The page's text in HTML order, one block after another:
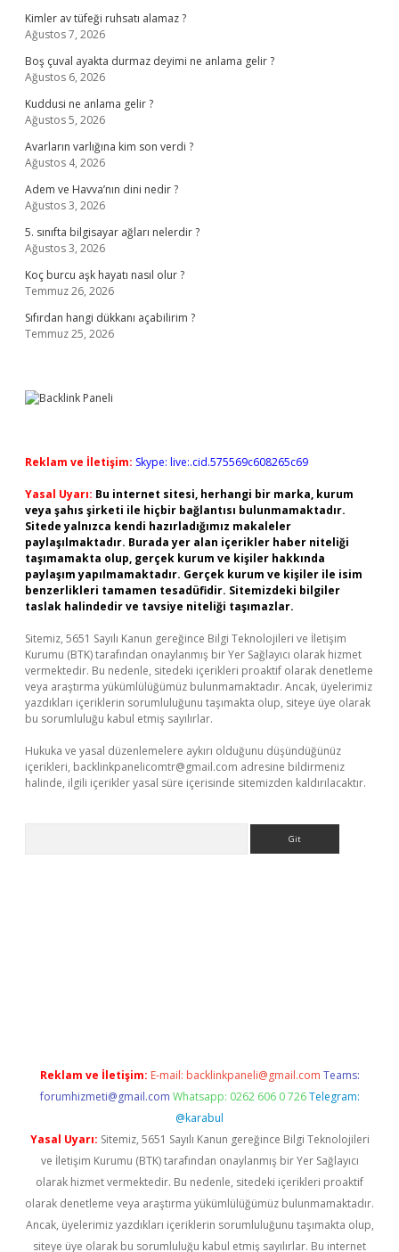
Kimler av tüfeği ruhsatı alamaz ?
Ağustos 7, 2026
Boş çuval ayakta durmaz deyimi ne anlama gelir ?
Ağustos 6, 2026
Kuddusi ne anlama gelir ?
Ağustos 5, 2026
Avarların varlığına kim son verdi ?
Ağustos 4, 2026
Adem ve Havva’nın dini nedir ?
Ağustos 3, 2026
5. sınıfta bilgisayar ağları nelerdir ?
Ağustos 3, 2026
Koç burcu aşk hayatı nasıl olur ?
Temmuz 26, 2026
Sıfırdan hangi dükkanı açabilirim ?
Temmuz 25, 2026
Reklam ve İletişim: Skype: live:.cid.575569c608265c69
Yasal Uyarı: Bu internet sitesi, herhangi bir marka, kurum
veya şahıs şirketi ile hiçbir bağlantısı bulunmamaktadır.
Sitede yalnızca kendi hazırladığımız makaleler
paylaşılmaktadır. Burada yer alan içerikler haber niteliği
taşımamakta olup, gerçek kurum ve kişiler hakkında
paylaşım yapılmamaktadır. Gerçek kurum ve kişiler ile isim
benzerlikleri tamamen tesadüfidir. Sitemizdeki bilgiler
taslak halindedir ve tavsiye niteliği taşımazlar.
Sitemiz, 5651 Sayılı Kanun gereğince Bilgi Teknolojileri ve İletişim
Kurumu (BTK) tarafından onaylanmış bir Yer Sağlayıcı olarak hizmet
vermektedir. Bu nedenle, sitedeki içerikleri proaktif olarak denetleme
veya araştırma yükümlülüğümüz bulunmamaktadır. Ancak, üyelerimiz
yazdıkları içeriklerin sorumluluğunu taşımakta olup, siteye üye olarak
bu sorumluluğu kabul etmiş sayılırlar.
Hukuka ve yasal düzenlemelere aykırı olduğunu düşündüğünüz
içerikleri, backlinkpanelicomtr@gmail.com adresine bildirmeniz
halinde, ilgili içerikler yasal süre içerisinde sitemizden kaldırılacaktır.
Reklam ve İletişim: E-mail: backlinkpaneli@gmail.com Teams:
forumhizmeti@gmail.com Whatsapp: 0262 606 0 726 Telegram:
@karabul
Yasal Uyarı: Sitemiz, 5651 Sayılı Kanun gereğince Bilgi Teknolojileri
ve İletişim Kurumu (BTK) tarafından onaylanmış bir Yer Sağlayıcı
olarak hizmet vermektedir. Bu nedenle, sitedeki içerikleri proaktif
olarak denetleme veya araştırma yükümlülüğümüz bulunmamaktadır.
Ancak, üyelerimiz yazdıkları içeriklerin sorumluluğunu taşımakta olup,
siteye üye olarak bu sorumluluğu kabul etmiş sayılırlar. Bu internet